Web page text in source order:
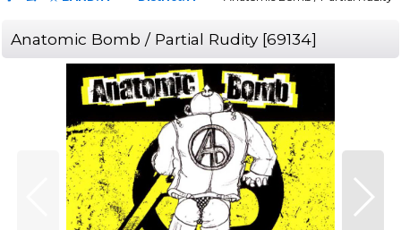
Anatomic Bomb / Partial Rudity [69134]